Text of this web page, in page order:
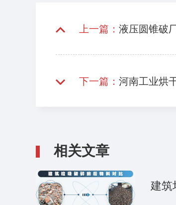
上一篇： 液压圆锥破
下一篇： 河南工业烘
相关文章
建筑